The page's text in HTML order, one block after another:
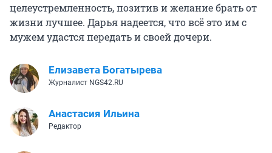
целеустремленность, позитив и желание брать от
жизни лучшее. Дарья надеется, что всё это им с
мужем удастся передать и своей дочери.
Елизавета Богатырева
Журналист NGS42.RU
Анастасия Ильина
Редактор